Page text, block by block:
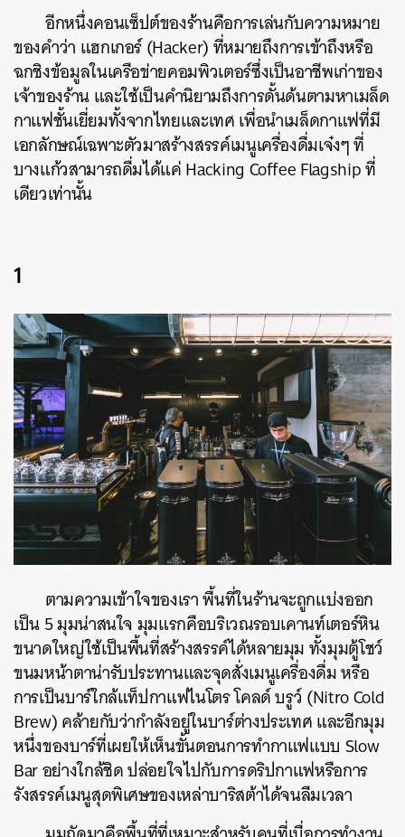
อีกหนึ่งคอนเซ็ปต์ของร้านคือการเล่นกับความหมาย
ของคำว่า แฮกเกอร์ (Hacker) ที่หมายถึงการเข้าถึงหรือ
ฉกชิงข้อมูลในเครือข่ายคอมพิวเตอร์ซึ่งเป็นอาชีพเก่าของ
เจ้าของร้าน และใช้เป็นคำนิยามถึงการดั้นด้นตามหาเมล็ด
กาแฟชั้นเยี่ยมทั้งจากไทยและเทศ เพื่อนำเมล็ดกาแฟที่มี
เอกลักษณ์เฉพาะตัวมาสร้างสรรค์เมนูเครื่องดื่มเจ๋งๆ ที่
บางแก้วสามารถดื่มได้แค่ Hacking Coffee Flagship ที่
เดียวเท่านั้น
1
ตามความเข้าใจของเรา พื้นที่ในร้านจะถูกแบ่งออก
เป็น 5 มุมน่าสนใจ มุมแรกคือบริเวณรอบเคานท์เตอร์หิน
ขนาดใหญ่ใช้เป็นพื้นที่สร้างสรรค์ได้หลายมุม ทั้งมุมตู้โชว์
ขนมหน้าตาน่ารับประทานและจุดสั่งเมนูเครื่องดื่ม หรือ
การเป็นบาร์ใกล้แท็ปกาแฟไนโตร โคลด์ บรูว์ (Nitro Cold
Brew) คล้ายกับว่ากำลังอยู่ในบาร์ต่างประเทศ และอีกมุม
หนึ่งของบาร์ที่เผยให้เห็นขั้นตอนการทำกาแฟแบบ Slow
Bar อย่างใกล้ชิด ปล่อยใจไปกับการดริปกาแฟหรือการ
รังสรรค์เมนูสุดพิเศษของเหล่าบาริสต้าได้จนลืมเวลา